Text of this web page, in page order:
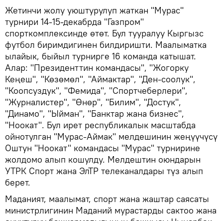
Жетинчи жолу уюштурулуп жаткан "Мурас"
турнири 14-15-декабрда "Газпром"
спорткомплексинде өтөт. Бул тууралуу Кыргызс
футбол биримдигинен билдиришти. Маалыматка
ылайык, быйыл турнирге 16 команда катышат.
Алар: "Президенттин командасы", "Жогорку
Кеңеш", "Көзөмөл", "Аймактар", "Ден-соолук",
"Коопсуздук", "Фемида", "Спортчеберлери",
"Журналистер", "Өнөр", "Билим", "Достук",
"Динамо", "Ыйман", "Банктар жана бизнес",
"Ноокат". Бул ирет республикалык масштабда
ойнотулган "Мурас-Аймак" мелдешинин жеңүүчүсү
Оштун "Ноокат" командасы "Мурас" турнирине
жолдомо алып кошулду. Мелдештин оюндарын
УТРК Спорт жана ЭлТР телеканалдары түз алып
берет.
Маданият, маалымат, спорт жана жаштар саясаты
министрлигинин Маданий мурастарды сактоо жана